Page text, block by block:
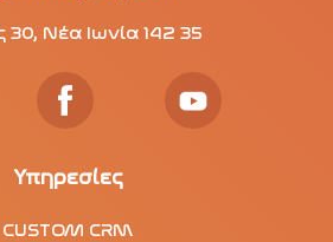
30, Νέα Ιωνία 142 35
Υπηρεσίες
CUSTOM CRM